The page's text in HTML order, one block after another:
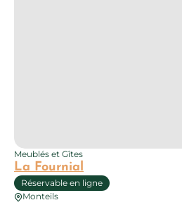
Meublés et Gîtes
La Fournial
Réservable en ligne
Monteils